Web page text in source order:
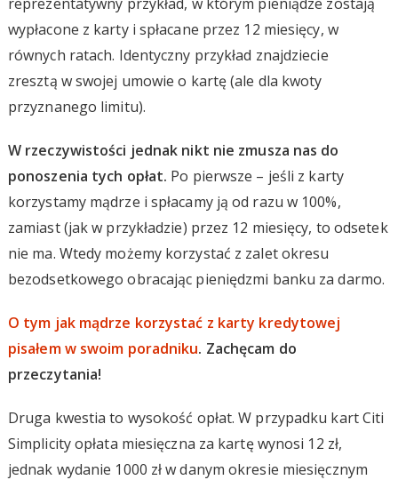
wypłacone z karty i spłacane przez 12 miesięcy, w
równych ratach. Identyczny przykład znajdziecie
zresztą w swojej umowie o kartę (ale dla kwoty
przyznanego limitu).
W rzeczywistości jednak nikt nie zmusza nas do
ponoszenia tych opłat. Po pierwsze – jeśli z karty
korzystamy mądrze i spłacamy ją od razu w 100%,
zamiast (jak w przykładzie) przez 12 miesięcy, to odsetek
nie ma. Wtedy możemy korzystać z zalet okresu
bezodsetkowego obracając pieniędzmi banku za darmo.
O tym jak mądrze korzystać z karty kredytowej
pisałem w swoim poradniku. Zachęcam do
przeczytania!
Druga kwestia to wysokość opłat. W przypadku kart Citi
Simplicity opłata miesięczna za kartę wynosi 12 zł,
jednak wydanie 1000 zł w danym okresie miesięcznym